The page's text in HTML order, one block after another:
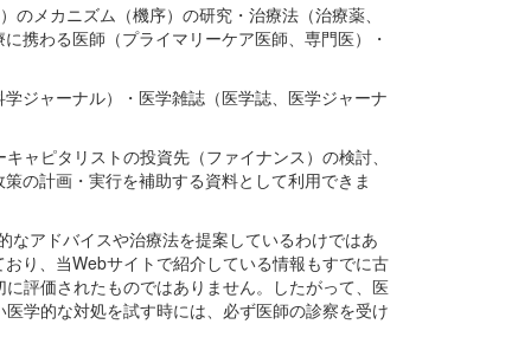
メカニズム（機序）の研究・治療法（治療薬、
携わる医師（プライマリーケア医師、専門医）・
ジャーナル）・医学雑誌（医学誌、医学ジャーナ
ャピタリストの投資先（ファイナンス）の検討、
の計画・実行を補助する資料として利用できま
アドバイスや治療法を提案しているわけではあ
り、当Webサイトで紹介している情報もすでに古
評価されたものではありません。したがって、医
学的な対処を試す時には、必ず医師の診察を受け